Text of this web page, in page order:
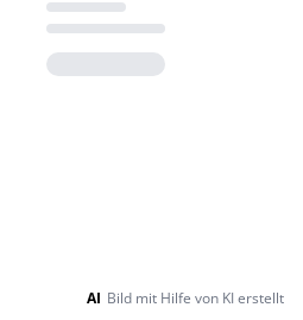
AI Bild mit Hilfe von KI erstellt